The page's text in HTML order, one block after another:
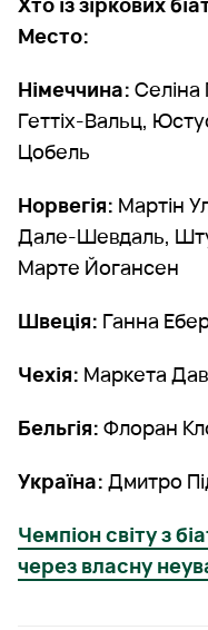
Место:
Німеччина:Селіна
Геттіх-Вальц,
Цобель
Норвегія: Мартін
Дале-Шевдаль,
Марте Йогансен
Швеція: Ганна
Чехія: Маркета
Бельгія:Флоран
Україна:Дмитро
Чемпіон світу з
через власну